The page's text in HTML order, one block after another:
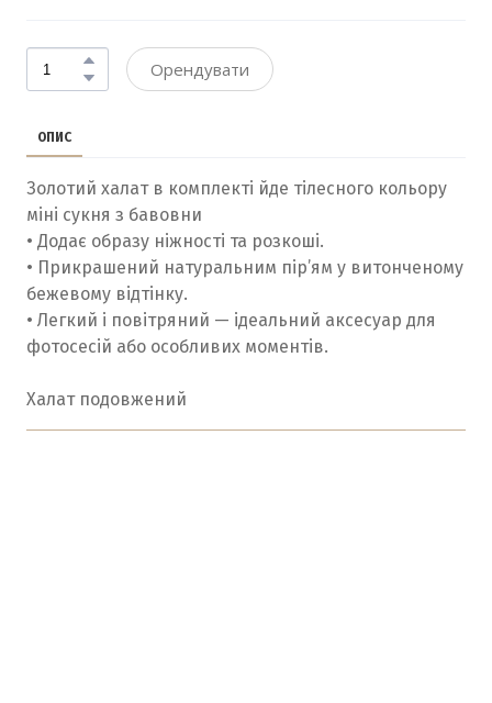
Орендувати
ОПИС
Золотий халат в комплекті йде тілесного кольору
міні сукня з бавовни
• Додає образу ніжності та розкоші.
• Прикрашений натуральним пір’ям у витонченому
бежевому відтінку.
• Легкий і повітряний — ідеальний аксесуар для
фотосесій або особливих моментів.
Халат подовжений